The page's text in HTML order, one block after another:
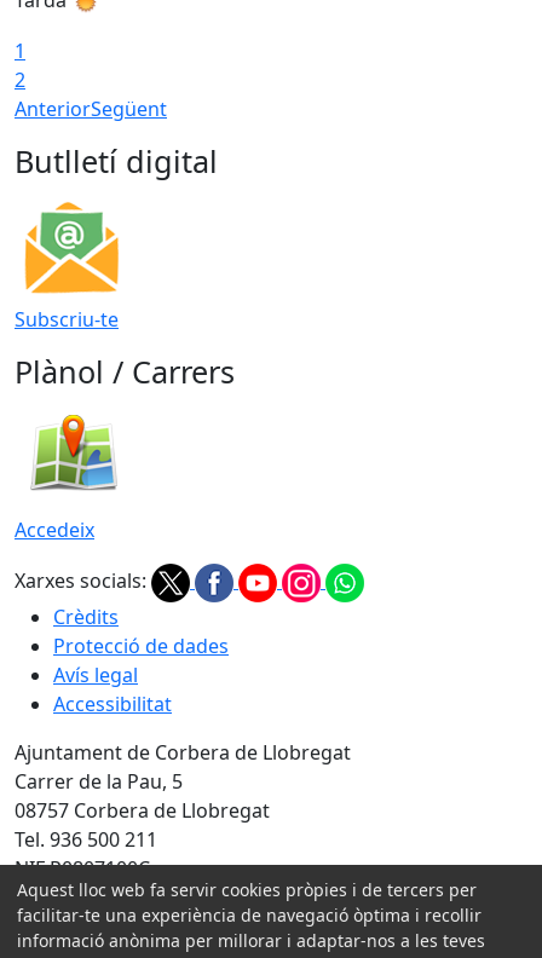
1
2
AnteriorSegüent
Butlletí digital
Subscriu-te
Plànol / Carrers
Accedeix
Xarxes socials:
Crèdits
Protecció de dades
Avís legal
Accessibilitat
Ajuntament de Corbera de Llobregat
Carrer de la Pau, 5
08757 Corbera de Llobregat
Tel. 936 500 211
NIF P0807100C
Amb la col·laboració de:
Aquest lloc web fa servir cookies pròpies i de tercers per
facilitar-te una experiència de navegació òptima i recollir
informació anònima per millorar i adaptar-nos a les teves